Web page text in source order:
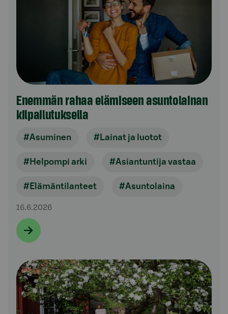
Enemmän rahaa elämiseen asuntolainan
kilpailutuksella
#Asuminen #Lainat ja luotot
#Helpompi arki #Asiantuntija vastaa
#Elämäntilanteet #Asuntolaina
16.6.2026